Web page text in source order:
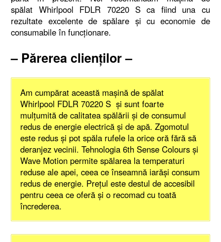
spălat Whirlpool FDLR 70220 S ca fiind una cu
rezultate excelente de spălare şi cu economie de
consumabile în funcţionare.
– Părerea clienţilor –
Am cumpărat această maşină de spălat
Whirlpool FDLR 70220 S şi sunt foarte
mulţumită de calitatea spălării şi de consumul
redus de energie electrică şi de apă. Zgomotul
este redus şi pot spăla rufele la orice oră fără să
deranjez vecinii. Tehnologia 6th Sense Colours şi
Wave Motion permite spălarea la temperaturi
reduse ale apei, ceea ce înseamnă iarăşi consum
redus de energie. Preţul este destul de accesibil
pentru ceea ce oferă şi o recomad cu toată
încrederea.